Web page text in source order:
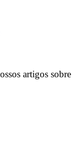
artigos sobre